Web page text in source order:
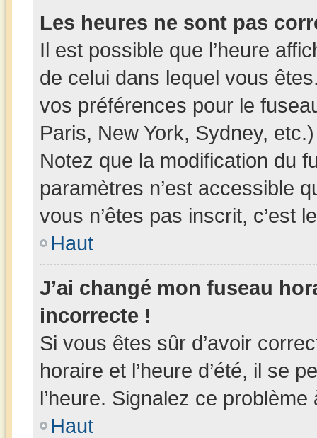
Les heures ne sont pas
Il est possible que l’heure
de celui dans lequel vous
vos préférences pour le
Paris, New York, Sydney,
Notez que la modification du
paramètres n’est accessible
vous n’êtes pas inscrit, c’est
Haut
J’ai changé mon fuseau
incorrecte !
Si vous êtes sûr d’avoir
horaire et l’heure d’été, il se
l’heure. Signalez ce problème
Haut